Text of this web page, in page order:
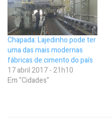
Chapada: Lajedinho pode ter
uma das mais modernas
fábricas de cimento do país
17 abril 2017 - 21h10
Em "Cidades"